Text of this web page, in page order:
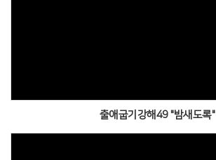
출애굽기강해49 "밤새도록"